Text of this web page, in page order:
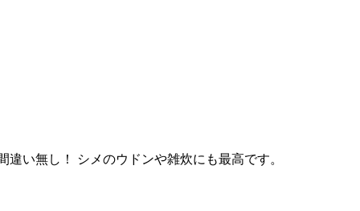
い無し！ シメのウドンや雑炊にも最高です。